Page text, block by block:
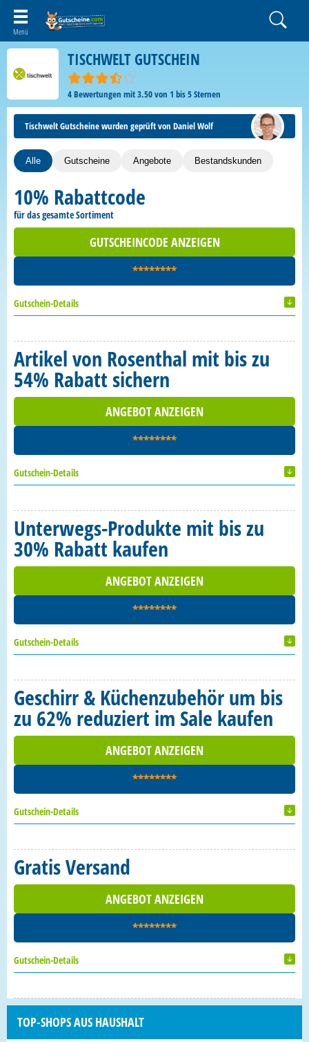
TISCHWELT GUTSCHEIN
4Bewertungen mit3.50von 1 bis5Sternen
Tischwelt Gutscheine wurden geprüft von Daniel Wolf
Alle Gutscheine Angebote Bestandskunden
10% Rabattcode
für das gesamte Sortiment
GUTSCHEINCODE ANZEIGEN
********
Gutschein-Details
Artikel von Rosenthal mit bis zu
54% Rabatt sichern
ANGEBOT ANZEIGEN
********
Gutschein-Details
Unterwegs-Produkte mit bis zu
30% Rabatt kaufen
ANGEBOT ANZEIGEN
********
Gutschein-Details
Geschirr & Küchenzubehör um bis
zu 62% reduziert im Sale kaufen
ANGEBOT ANZEIGEN
********
Gutschein-Details
Gratis Versand
ANGEBOT ANZEIGEN
********
Gutschein-Details
TOP-SHOPS AUS HAUSHALT